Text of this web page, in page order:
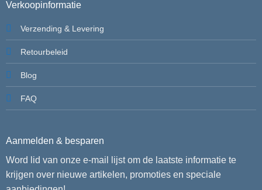
Verkoopinformatie
Verzending & Levering
Retourbeleid
Blog
FAQ
Aanmelden & besparen
Word lid van onze e-mail lijst om de laatste informatie te
krijgen over nieuwe artikelen, promoties en speciale